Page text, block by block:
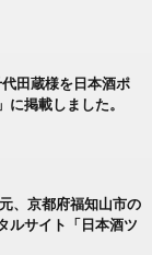
田蔵様を日本酒ポ
掲載しました。
、京都府福知山市の
ルサイト「日本酒ツ